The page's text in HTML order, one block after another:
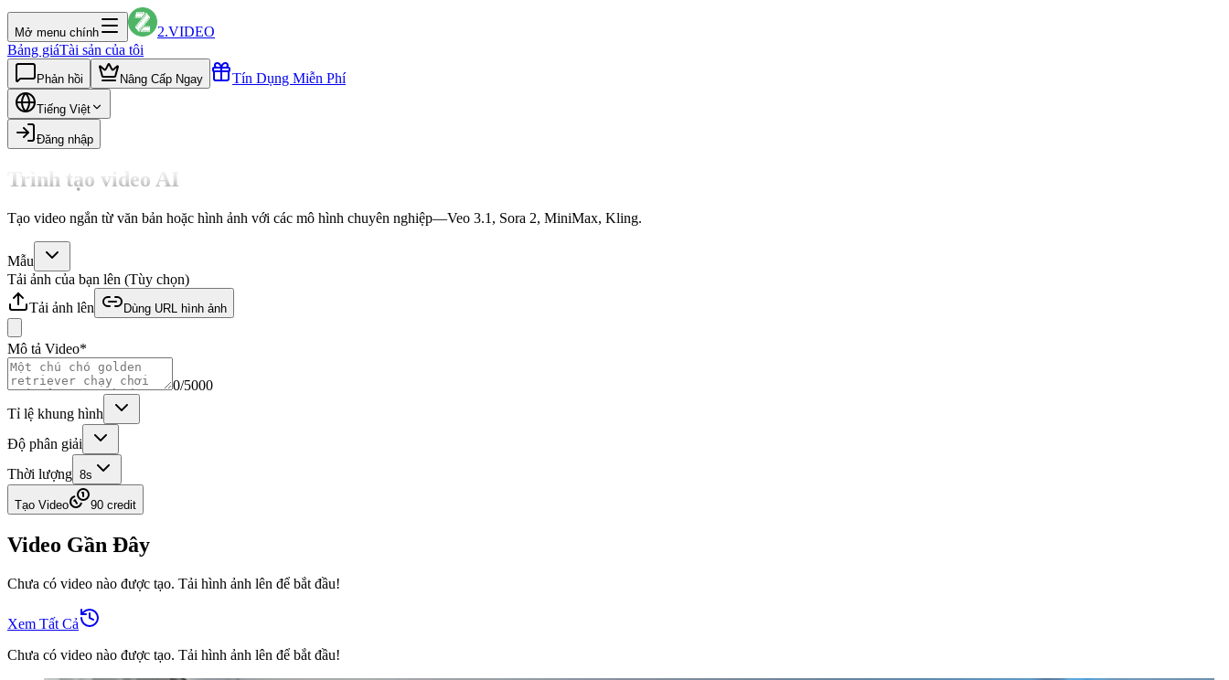
Mở menu chính
2.VIDEO
Bảng giáTài sản của tôi
Phản hồi Nâng Cấp Ngay Tín Dụng Miễn Phí
Tiếng Việt
Đăng nhập
Trình tạo video AI
Tạo video ngắn từ văn bản hoặc hình ảnh với các mô hình chuyên nghiệp—Veo 3.1, Sora 2, MiniMax, Kling.
Mẫu
Tải ảnh của bạn lên (Tùy chọn)
Tải ảnh lên
Dùng URL hình ảnh
Mô tả Video*
0/5000
Tỉ lệ khung hình
Độ phân giải
Thời lượng 8s
Tạo Video 90 credit
Video Gần Đây
Chưa có video nào được tạo. Tải hình ảnh lên để bắt đầu!
Xem Tất Cả
Chưa có video nào được tạo. Tải hình ảnh lên để bắt đầu!